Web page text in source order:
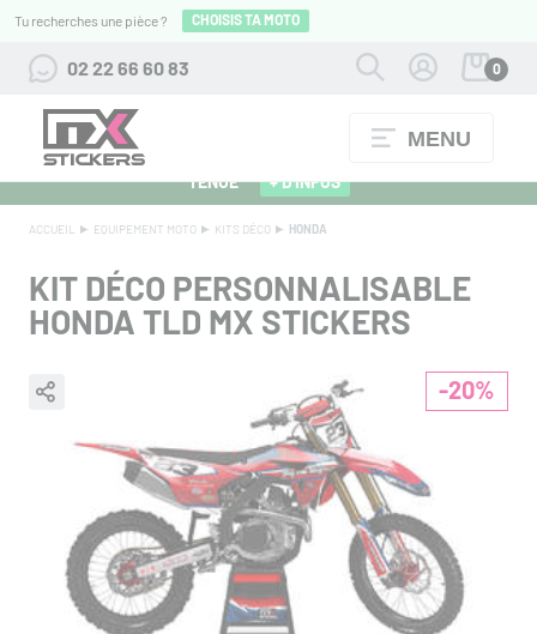
Tu recherches une pièce ? CHOISIS TA MOTO
02 22 66 60 83 0
MENU
ALPINESTARS 27 : FLOCAGE OFFERT POUR L'ACHAT D'UNE
TENUE
+ D'INFOS
ACCUEIL EQUIPEMENT MOTO KITS DÉCO HONDA
KIT DÉCO PERSONNALISABLE
HONDA TLD MX STICKERS
-20%